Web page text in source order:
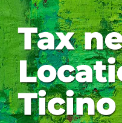
Tax
Ticino